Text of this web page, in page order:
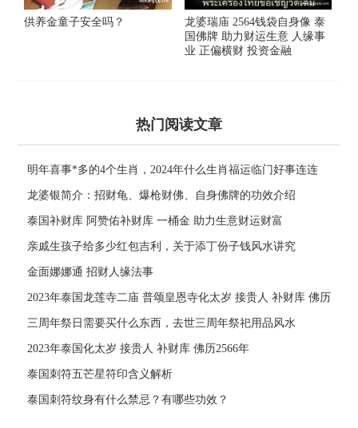
供养金童子安全吗？
龙婆瑞庙 2564钱袋自身像 泰
国佛牌 助力财运生意 人缘事
业 正偏横财 投资金融
热门阅读文章
明年喜事*多的4个生肖，2024年什么生肖福运临门好事连连
龙婆银简介：招财龟、爆枪财佛、自身佛牌的功效介绍
泰国补财库 阿赞佑补财库 一桶金 助力生意财运财富
亲戚生孩子给多少红包吉利，关于添丁份子钱风水讲究
金面娜娜通 招财人缘法事
2023年泰国龙莲寺二庙 普颂皇恩寺化太岁 接贵人 补财库 佛历
2566年
三周年祭日需要买什么东西，去世三周年祭祀用品风水
2023年泰国化太岁 接贵人 补财库 佛历2566年
泰国刺符五芒星符印含义解析
泰国刺符纹身有什么禁忌？有哪些功效？